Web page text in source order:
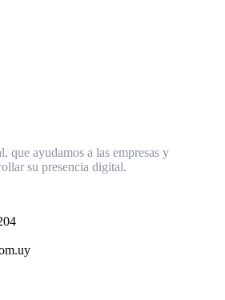
que ayudamos a las empresas y
su presencia digital.